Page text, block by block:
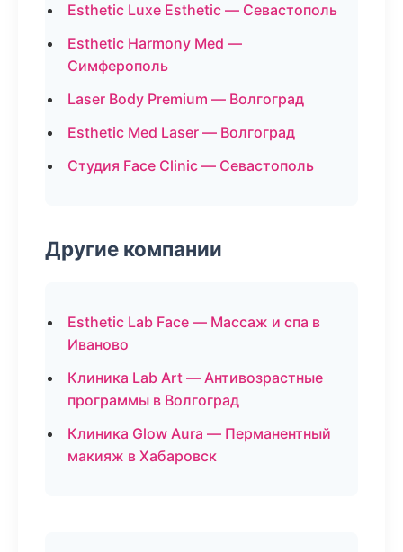
Esthetic Luxe Esthetic — Севастополь
Esthetic Harmony Med —
Симферополь
Laser Body Premium — Волгоград
Esthetic Med Laser — Волгоград
Студия Face Clinic — Севастополь
Другие компании
Esthetic Lab Face — Массаж и спа в
Иваново
Клиника Lab Art — Антивозрастные
программы в Волгоград
Клиника Glow Aura — Перманентный
макияж в Хабаровск